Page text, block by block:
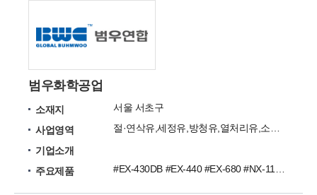
범우화학공업
소재지
서울 서초구
사업영역
기업소개
주요제품